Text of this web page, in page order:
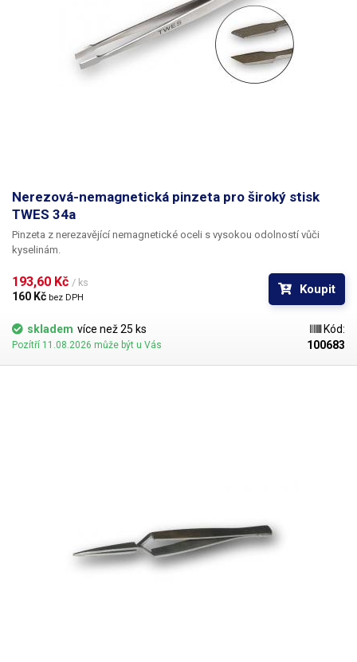
Nerezová-nemagnetická pinzeta pro široký stisk
TWES 34a
Pinzeta z nerezavějící nemagnetické oceli s vysokou odolností vůči
kyselinám.
193,60 Kč / ks
160 Kč bez DPH
Koupit
skladem více než 25 ks
Pozítří 11.08.2026 může být u Vás
Kód:
100683